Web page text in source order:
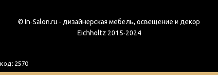
© In-Salon.ru - дизайнерская мебель, освещение и декор
Eichholtz 2015-2024
код: 2570